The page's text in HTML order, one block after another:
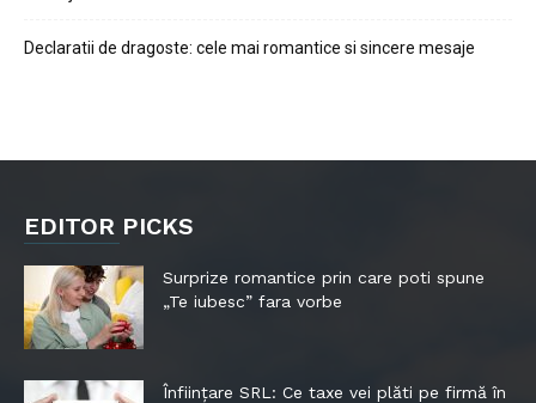
Declaratii de dragoste: cele mai romantice si sincere mesaje
EDITOR PICKS
Surprize romantice prin care poti spune
„Te iubesc” fara vorbe
Înființare SRL: Ce taxe vei plăti pe firmă în